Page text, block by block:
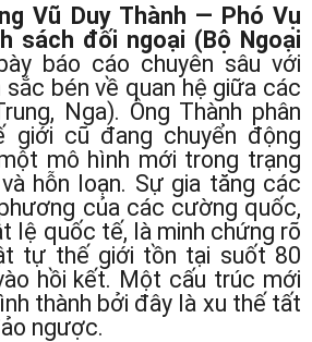
Vũ Duy Thành — Phó Vụ
sách đối ngoại (Bộ Ngoại
báo cáo chuyên sâu với
sắc bén về quan hệ giữa các
Nga). Ông Thành phân
cũ đang chuyển động
mô hình mới trong trạng
hỗn loạn. Sự gia tăng các
của các cường quốc,
lệ quốc tế, là minh chứng rõ
tự thế giới tồn tại suốt 80
hồi kết. Một cấu trúc mới
thành bởi đây là xu thế tất
ngược.